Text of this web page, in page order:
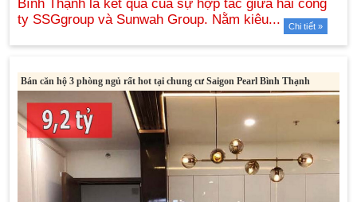
Chi tiết »
Bán căn hộ 3 phòng ngủ rất hot tại chung cư Saigon Pearl Bình Thạnh